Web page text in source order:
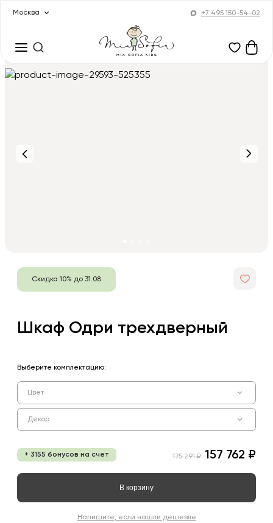
Москва +7 495 150-54-02
Скидка 10% до 31.08
Шкаф Одри трехдверный
Выберите комплектацию:
Цвет
Декор
+ 3155 бонусов на счет 175 291 ₽ 157 762 ₽
В корзину
Напишите, если нашли дешевле